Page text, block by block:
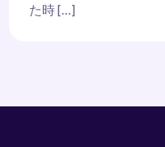
た時 […]